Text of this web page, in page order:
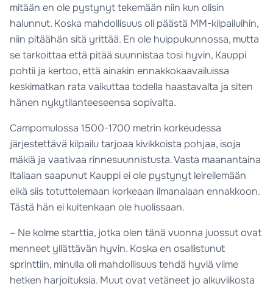
mitään en ole pystynyt tekemään niin kun olisin
halunnut. Koska mahdollisuus oli päästä MM-kilpailuihin,
niin pitäähän sitä yrittää. En ole huippukunnossa, mutta
se tarkoittaa että pitää suunnistaa tosi hyvin, Kauppi
pohtii ja kertoo, että ainakin ennakkokaavailuissa
keskimatkan rata vaikuttaa todella haastavalta ja siten
hänen nykytilanteeseensa sopivalta.
Campomulossa 1500-1700 metrin korkeudessa
järjestettävä kilpailu tarjoaa kivikkoista pohjaa, isoja
mäkiä ja vaativaa rinnesuunnistusta. Vasta maanantaina
Italiaan saapunut Kauppi ei ole pystynyt leireilemään
eikä siis totuttelemaan korkeaan ilmanalaan ennakkoon.
Tästä hän ei kuitenkaan ole huolissaan.
– Ne kolme starttia, jotka olen tänä vuonna juossut ovat
menneet yllättävän hyvin. Koska en osallistunut
sprinttiin, minulla oli mahdollisuus tehdä hyviä viime
hetken harjoituksia. Muut ovat vetäneet jo alkuviikosta